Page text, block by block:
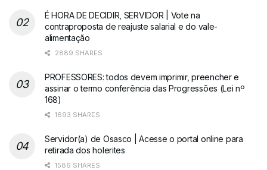
É HORA DE DECIDIR, SERVIDOR | Vote na
contraproposta de reajuste salarial e do vale-
alimentação
2889 SHARES
PROFESSORES: todos devem imprimir, preencher e
assinar o termo conferência das Progressões (Lei nº
168)
1693 SHARES
Servidor(a) de Osasco | Acesse o portal online para
retirada dos holerites
1586 SHARES